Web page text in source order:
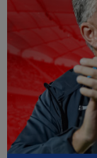
după KuPS -
20:18 LIVE
DGS 1 | Golul
20:11
După AC
anunțul: ”E
20:00
anunțat că l-a